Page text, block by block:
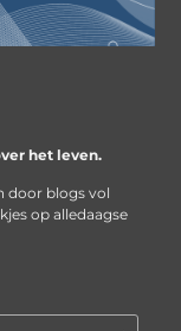
het leven.
door blogs vol
op alledaagse